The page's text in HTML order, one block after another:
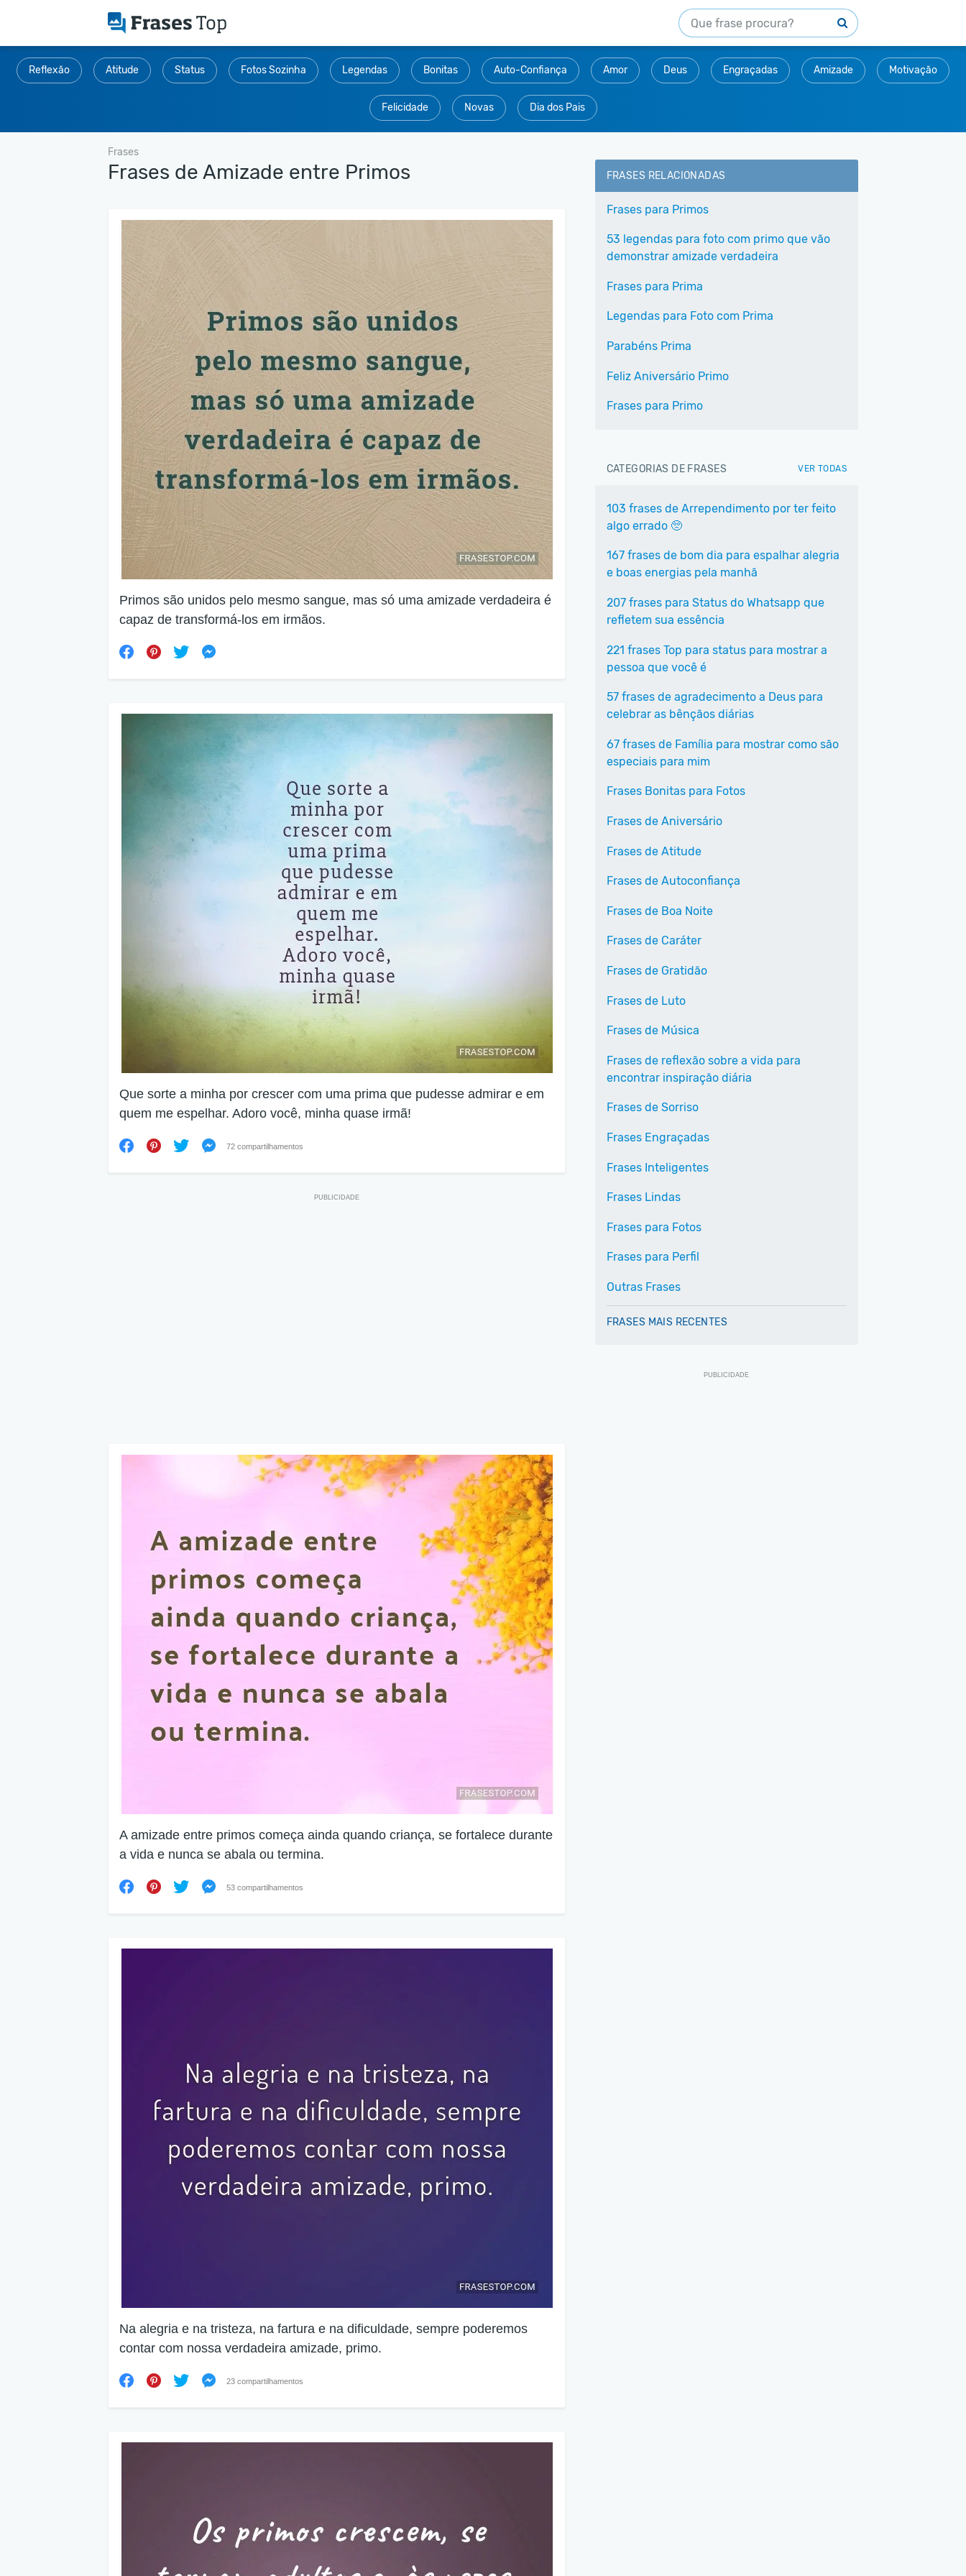
Reflexão Atitude Status Fotos Sozinha Legendas Bonitas Auto-Confiança Amor Deus Engraçadas Amizade Motivação
Felicidade Novas Dia dos Pais
Frases
Frases de Amizade entre Primos
Primos são unidos pelo mesmo sangue, mas só uma amizade verdadeira é
capaz de transformá-los em irmãos.
Que sorte a minha por crescer com uma prima que pudesse admirar e em
quem me espelhar. Adoro você, minha quase irmã!
72 compartilhamentos
A amizade entre primos começa ainda quando criança, se fortalece durante
a vida e nunca se abala ou termina.
53 compartilhamentos
Na alegria e na tristeza, na fartura e na dificuldade, sempre poderemos
contar com nossa verdadeira amizade, primo.
23 compartilhamentos
FRASES RELACIONADAS
Frases para Primos
53 legendas para foto com primo que vão
demonstrar amizade verdadeira
Frases para Prima
Legendas para Foto com Prima
Parabéns Prima
Feliz Aniversário Primo
Frases para Primo
CATEGORIAS DE FRASES VER TODAS
103 frases de Arrependimento por ter feito
algo errado 🥺
167 frases de bom dia para espalhar alegria
e boas energias pela manhã
207 frases para Status do Whatsapp que
refletem sua essência
221 frases Top para status para mostrar a
pessoa que você é
57 frases de agradecimento a Deus para
celebrar as bênçãos diárias
67 frases de Família para mostrar como são
especiais para mim
Frases Bonitas para Fotos
Frases de Aniversário
Frases de Atitude
Frases de Autoconfiança
Frases de Boa Noite
Frases de Caráter
Frases de Gratidão
Frases de Luto
Frases de Música
Frases de reflexão sobre a vida para
encontrar inspiração diária
Frases de Sorriso
Frases Engraçadas
Frases Inteligentes
Frases Lindas
Frases para Fotos
Frases para Perfil
Outras Frases
FRASES MAIS RECENTES